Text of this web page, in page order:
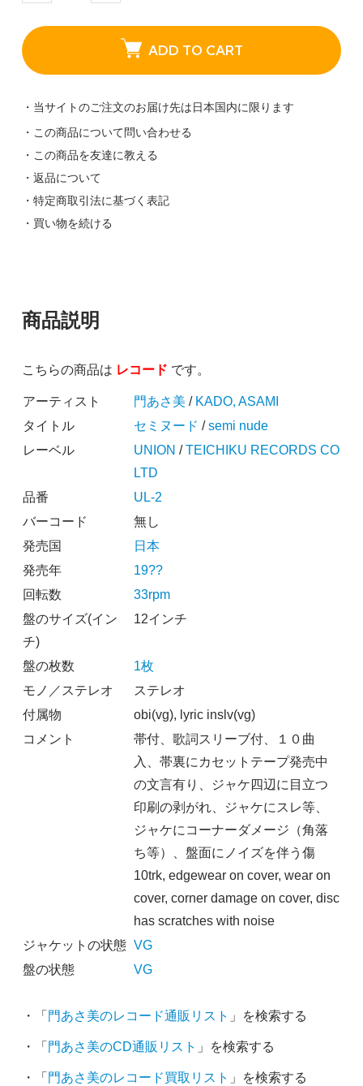
ADD TO CART
・当サイトのご注文のお届け先は日本国内に限ります
・この商品について問い合わせる
・この商品を友達に教える
・返品について
・特定商取引法に基づく表記
・買い物を続ける
商品説明
こちらの商品は レコード です。
アーティスト 門あさ美 / KADO, ASAMI
タイトル
セミヌード /semi nude
レーベル
UNION /TEICHIKU RECORDS CO
LTD
品番
UL-2
バーコード
無し
発売国
日本
発売年
19??
回転数
33rpm
盤のサイズ(イン
チ)
12インチ
盤の枚数
1枚
モノ／ステレオ
ステレオ
付属物
obi(vg), lyric inslv(vg)
コメント
帯付、歌詞スリーブ付、１０曲
入、帯裏にカセットテープ発売中
の文言有り、ジャケ四辺に目立つ
印刷の剥がれ、ジャケにスレ等、
ジャケにコーナーダメージ（角落
ち等）、盤面にノイズを伴う傷
10trk, edgewear on cover, wear on
cover, corner damage on cover, disc
has scratches with noise
ジャケットの状態 VG
盤の状態
VG
・「 門あさ美のレコード通販リスト 」を検索する
・「 門あさ美のCD通販リスト 」を検索する
・「 門あさ美のレコード買取リスト 」を検索する